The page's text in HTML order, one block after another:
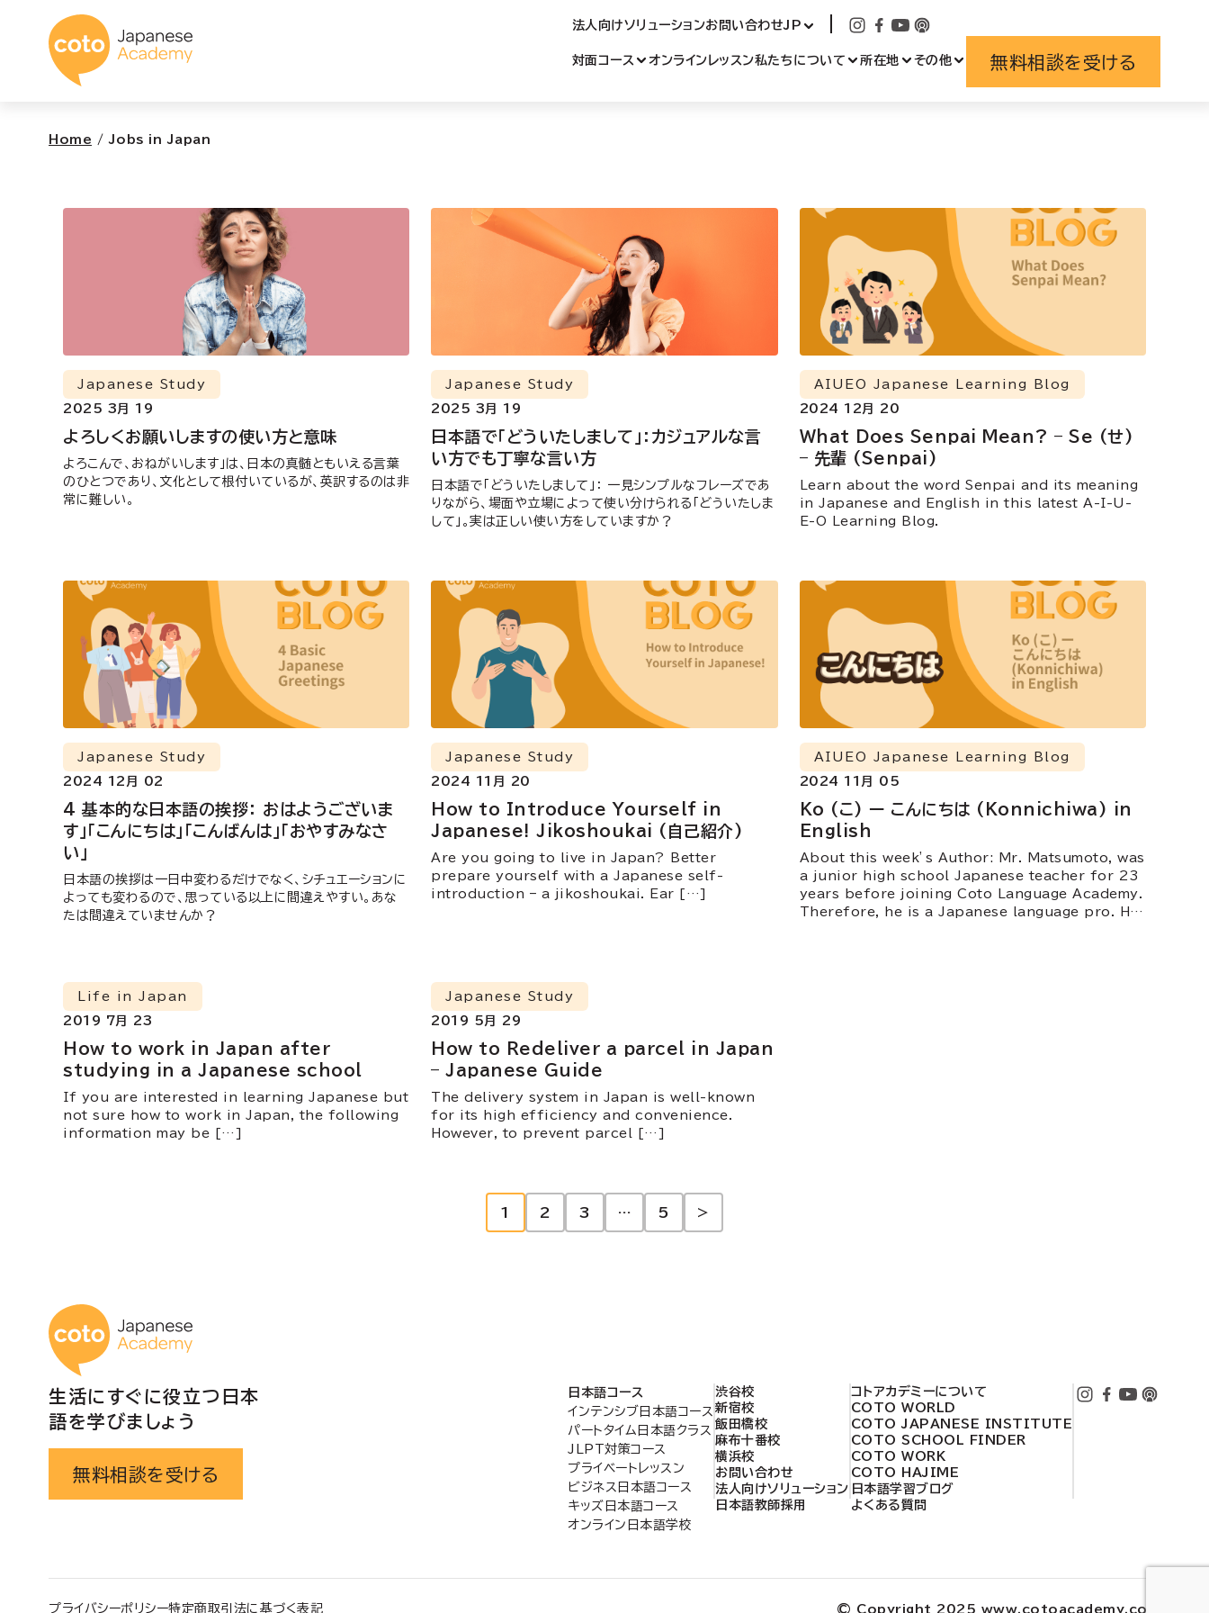
コトアカデミー日本語学校 法人向けソリューションお問い合わせJP
対面コース オンラインレッスン私たちについて 所在地 その他 無料相談を受ける
Home /Jobs in Japan
よろしくお願いしますの使い方と意味
Japanese Study
2025 3月 19
よろこんで、おねがいします」は、日本の真髄ともいえる言葉
のひとつであり、文化として根付いているが、英訳するのは非
常に難しい。
日本語で「どういたしまして」：カジュアルな言
い方でも丁寧な言い方
Japanese Study
2025 3月 19
日本語で「どういたしまして」： 一見シンプルなフレーズであ
りながら、場面や立場によって使い分けられる「どういたしま
して」。実は正しい使い方をしていますか？
What Does Senpai Mean? – Se (せ)
– 先輩 (Senpai)
AIUEO Japanese Learning Blog
2024 12月 20
Learn about the word Senpai and its meaning
in Japanese and English in this latest A-I-U-
E-O Learning Blog.
4 基本的な日本語の挨拶： おはようございま
す」「こんにちは」「こんばんは」「おやすみなさ
い」
Japanese Study
2024 12月 02
日本語の挨拶は一日中変わるだけでなく、シチュエーションに
よっても変わるので、思っている以上に間違えやすい。あな
たは間違えていませんか？
How to Introduce Yourself in
Japanese! Jikoshoukai (自己紹介)
Japanese Study
2024 11月 20
Are you going to live in Japan? Better
prepare yourself with a Japanese self-
introduction – a jikoshoukai. Ear […]
Ko (こ) ー こんにちは (Konnichiwa) in
English
AIUEO Japanese Learning Blog
2024 11月 05
About this week’s Author: Mr. Matsumoto, was
a junior high school Japanese teacher for 23
years before joining Coto Language Academy.
Therefore, he is a Japanese language pro. He
How to work in Japan after
studying in a Japanese school
Life in Japan
2019 7月 23
If you are interested in learning Japanese but
not sure how to work in Japan, the following
information may be […]
How to Redeliver a parcel in Japan
– Japanese Guide
Japanese Study
2019 5月 29
The delivery system in Japan is well-known
for its high efficiency and convenience.
However, to prevent parcel […]
の
ペ
ー
ジ
送
1 2 3 … 5 >
コトアカデミー日本語学校
生活にすぐに役立つ日本
語を学びましょう
無料相談を受ける
日本語コース
インテンシブ日本語コース
パートタイム日本語クラス
JLPT対策コース
プライベートレッスン
ビジネス日本語コース
キッズ日本語コース
オンライン日本語学校
渋谷校
新宿校
飯田橋校
麻布十番校
横浜校
お問い合わせ
法人向けソリューション
日本語教師採用
コトアカデミーについて
COTO WORLD
COTO JAPANESE INSTITUTE
COTO SCHOOL FINDER
COTO WORK
COTO HAJIME
日本語学習ブログ
よくある質問
プライバシーポリシー特定商取引法に基づく表記 © Copyright 2025 www.cotoacademy.com